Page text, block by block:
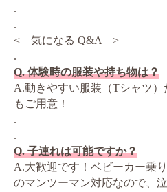
.
.
< 気になる Q&A >
.
Q. 体験時の服装や持ち物は？
A.動きやすい服装（Tシャツ
もご用意！
.
.
Q. 子連れは可能ですか？
A.大歓迎です！ベビーカー乗
のマンツーマン対応なので、